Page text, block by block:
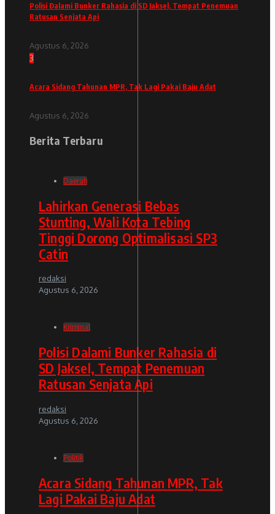
Polisi Dalami Bunker Rahasia di SD Jaksel, Tempat Penemuan
Ratusan Senjata Api
Agustus 6, 2026
3
Acara Sidang Tahunan MPR, Tak Lagi Pakai Baju Adat
Agustus 6, 2026
Berita Terbaru
Daerah
Lahirkan Generasi Bebas
Stunting, Wali Kota Tebing
Tinggi Dorong Optimalisasi SP3
Catin
redaksi
Agustus 6, 2026
Kriminal
Polisi Dalami Bunker Rahasia di
SD Jaksel, Tempat Penemuan
Ratusan Senjata Api
redaksi
Agustus 6, 2026
Politik
Acara Sidang Tahunan MPR, Tak
Lagi Pakai Baju Adat